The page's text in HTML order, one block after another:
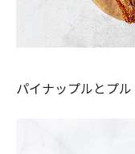
パイナップルとプ